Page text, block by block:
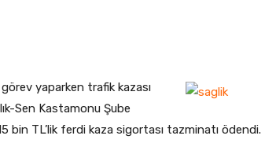
yaparken trafik kazası
Sen Kastamonu Şube
bin TL’lik ferdi kaza sigortası tazminatı ödendi.